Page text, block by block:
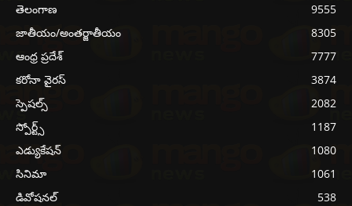
తెలంగాణ
9555
జాతీయం/అంతర్జాతీయం
8305
ఆంధ్ర ప్రదేశ్
7777
కరోనా వైరస్
3874
స్పెషల్స్
2082
స్పోర్ట్స్
1187
ఎడ్యుకేషన్
1080
సినిమా
1061
డివోషనల్
538